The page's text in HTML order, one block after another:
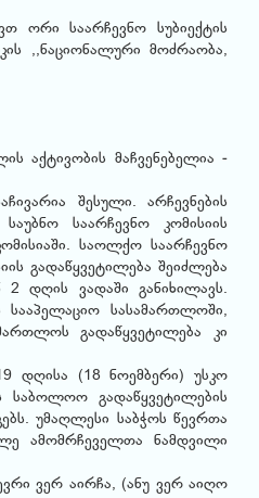
ორი საარჩევნო სუბიექტის
,,ნაციონალური მოძრაობა,
აქტივობის მაჩვენებელია -
შესული. არჩევნების
საარჩევნო კომისიის
საოლქო საარჩევნო
გადაწყვეტილება შეიძლება
დღის ვადაში განიხილავს.
სასამართლოში,
გადაწყვეტილება კი
დღისა (18 ნოემბერი) უსკო
საბოლოო გადაწყვეტილების
უმაღლესი საბჭოს წევრთა
ამომრჩეველთა ნამდვილი
ვერ აირჩა, (ანუ ვერ აიღო